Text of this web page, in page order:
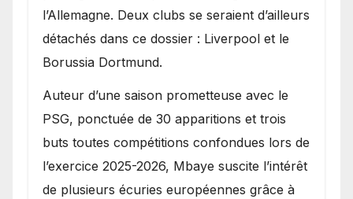
l’Allemagne. Deux clubs se seraient d’ailleurs
détachés dans ce dossier : Liverpool et le
Borussia Dortmund.
Auteur d’une saison prometteuse avec le
PSG, ponctuée de 30 apparitions et trois
buts toutes compétitions confondues lors de
l’exercice 2025-2026, Mbaye suscite l’intérêt
de plusieurs écuries européennes grâce à